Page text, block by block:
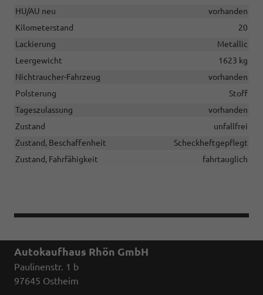
HU/AU neu
vorhanden
Kilometerstand
20
Lackierung
Metallic
Leergewicht
1623 kg
Nichtraucher-Fahrzeug
vorhanden
Polsterung
Stoff
Tageszulassung
vorhanden
Zustand
unfallfrei
Zustand, Beschaffenheit
Scheckheftgepflegt
Zustand, Fahrfähigkeit
fahrtauglich
Autokaufhaus Rhön GmbH
Paulinenstr. 1 b
97645 Ostheim